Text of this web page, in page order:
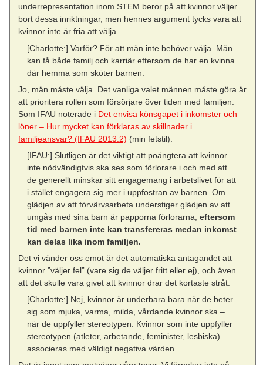
underrepresentation inom STEM beror på att kvinnor väljer
bort dessa inriktningar, men hennes argument tycks vara att
kvinnor inte är fria att välja.
[Charlotte:] Varför? För att män inte behöver välja. Män
kan få både familj och karriär eftersom de har en kvinna
där hemma som sköter barnen.
Jo, män måste välja. Det vanliga valet männen måste göra är
att prioritera rollen som försörjare över tiden med familjen.
Som IFAU noterade i Det envisa könsgapet i inkomster och
löner – Hur mycket kan förklaras av skillnader i
familjeansvar? (IFAU 2013:2) (min fetstil):
[IFAU:] Slutligen är det viktigt att poängtera att kvinnor
inte nödvändigtvis ska ses som förlorare i och med att
de generellt minskar sitt engagemang i arbetslivet för att
i stället engagera sig mer i uppfostran av barnen. Om
glädjen av att förvärvsarbeta understiger glädjen av att
umgås med sina barn är papporna förlorarna, eftersom
tid med barnen inte kan transfereras medan inkomst
kan delas lika inom familjen.
Det vi vänder oss emot är det automatiska antagandet att
kvinnor ”väljer fel” (vare sig de väljer fritt eller ej), och även
att det skulle vara givet att kvinnor drar det kortaste stråt.
[Charlotte:] Nej, kvinnor är underbara bara när de beter
sig som mjuka, varma, milda, vårdande kvinnor ska –
när de uppfyller stereotypen. Kvinnor som inte uppfyller
stereotypen (atleter, arbetande, feminister, lesbiska)
associeras med väldigt negativa värden.